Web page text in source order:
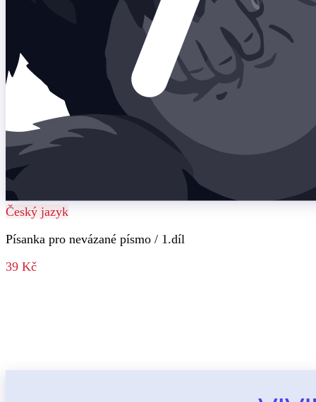
Český jazyk
Písanka pro nevázané písmo / 1.díl
39 Kč